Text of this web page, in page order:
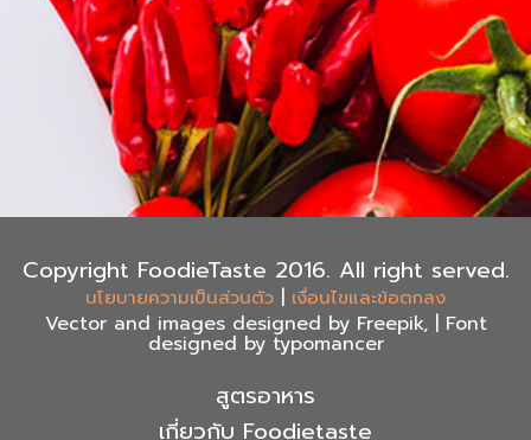
Copyright FoodieTaste 2016. All right served.
นโยบายความเป็นส่วนตัว | เงื่อนไขและข้อตกลง
Vector and images designed by Freepik, | Font
designed by typomancer
สูตรอาหาร
เกี่ยวกับ Foodietaste